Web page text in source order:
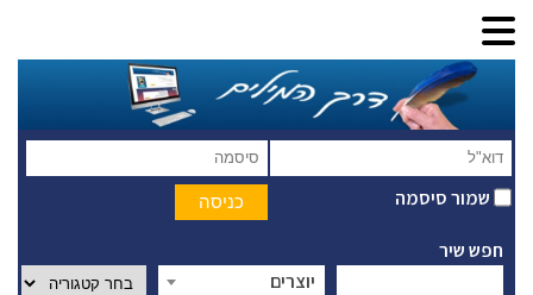
שמור סיסמה
חפש שיר
יוצרים